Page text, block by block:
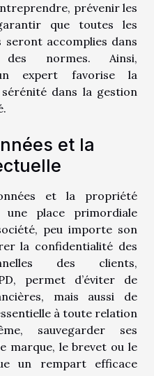
prévenir les
que toutes les
accomplies dans
normes. Ainsi,
expert favorise la
dans la gestion
et la
et la propriété
une place primordiale
peu importe son
la confidentialité des
des clients,
permet d’éviter de
mais aussi de
à toute relation
sauvegarder ses
marque, le brevet ou le
un rempart efficace